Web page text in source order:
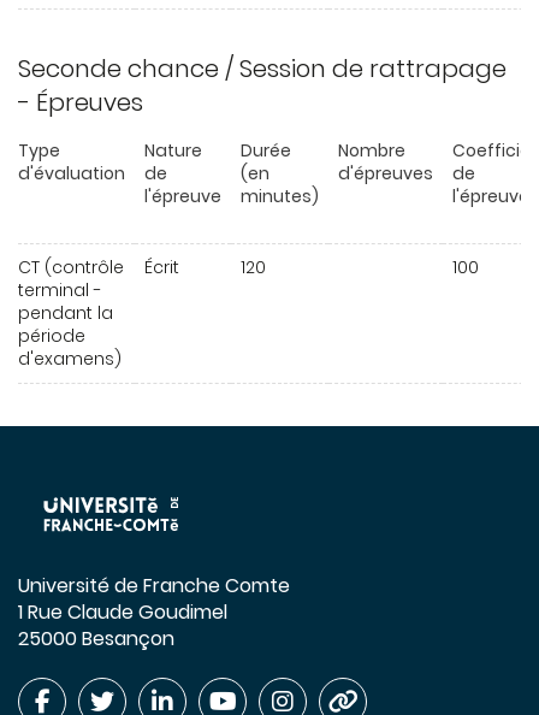
Seconde chance / Session de rattrapage
- Épreuves
Type
d'évaluation
Nature
de
l'épreuve
Durée
(en
minutes)
Nombre
d'épreuves
de
l'épreuve
CT (contrôle
terminal -
pendant la
période
d'examens)
Écrit 120 100
Université de Franche Comte
1 Rue Claude Goudimel
25000 Besançon